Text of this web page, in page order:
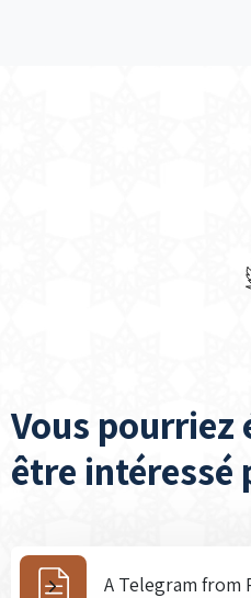
Vous pourriez
être intéressé
A Telegram from